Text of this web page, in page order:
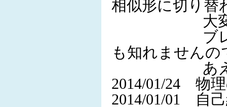
相似形に切り替
大変読みに
ブレインス
も知れませんの
あえてそ
2014/01/24 物
2014/01/01 自